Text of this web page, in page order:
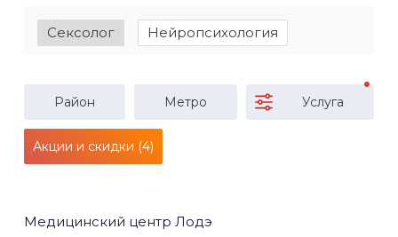
Сексолог Нейропсихология
Район Метро Услуга
Акции и скидки (4)
Медицинский центр Лодэ